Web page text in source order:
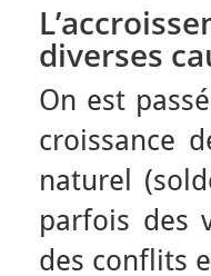
diverses
On est
croissance
naturel
parfois des
des conflits